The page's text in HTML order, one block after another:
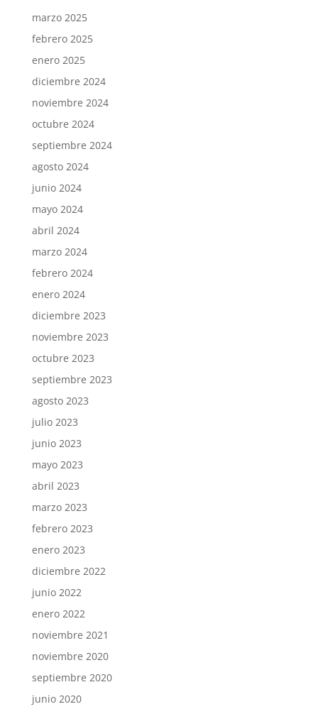
marzo 2025
febrero 2025
enero 2025
diciembre 2024
noviembre 2024
octubre 2024
septiembre 2024
agosto 2024
junio 2024
mayo 2024
abril 2024
marzo 2024
febrero 2024
enero 2024
diciembre 2023
noviembre 2023
octubre 2023
septiembre 2023
agosto 2023
julio 2023
junio 2023
mayo 2023
abril 2023
marzo 2023
febrero 2023
enero 2023
diciembre 2022
junio 2022
enero 2022
noviembre 2021
noviembre 2020
septiembre 2020
junio 2020